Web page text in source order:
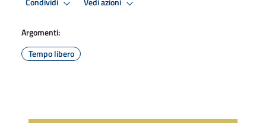
Argomenti:
Tempo libero